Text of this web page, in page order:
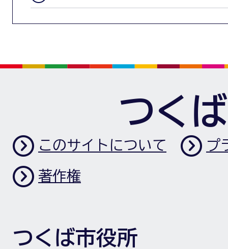
つく
このサイトについて プ
著作権
つくば市役所